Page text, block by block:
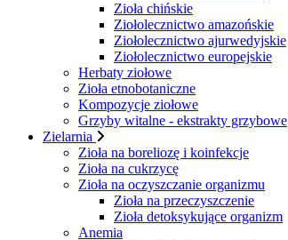
Zioła chińskie
Ziołolecznictwo amazońskie
Ziołolecznictwo ajurwedyjskie
Ziołolecznictwo europejskie
Herbaty ziołowe
Zioła etnobotaniczne
Kompozycje ziołowe
Grzyby witalne - ekstrakty grzybowe
Zielarnia
Zioła na boreliozę i koinfekcje
Zioła na cukrzycę
Zioła na oczyszczanie organizmu
Zioła na przeczyszczenie
Zioła detoksykujące organizm
Anemia